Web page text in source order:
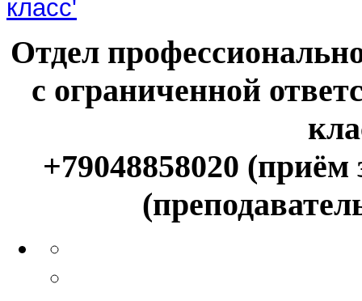
Отдел
с ограниченной
+79048858020 (приём